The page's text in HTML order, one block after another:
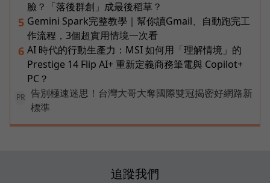
臉？「落後群創」成最後稻草？
5 Gemini Spark完整教學｜幫你讀Gmail、自動跑完工
作流程，3個超實用情境一次看
6 AI 時代的行動生產力：MSI 如何用「理解情境」的
Prestige 14 Flip AI+ 重新定義商務筆電與 Copilot+
PC？
PR
告別極速迷思！台灣大哥大奪國際雙冠揭密好網路新
標準
追蹤我們